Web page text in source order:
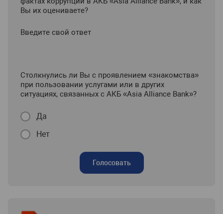
Вы их оцениваете?
Введите свой ответ
Столкнулись ли Вы с проявлением «знакомства»
при пользовании услугами или в других
ситуациях, связанных с АКБ «Asia Alliance Bank»?
Да
Нет
Голосовать